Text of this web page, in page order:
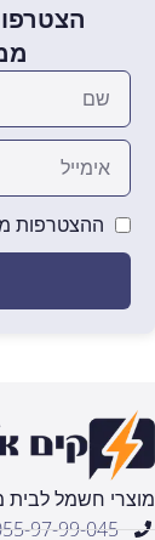
הצטרפו
ההצטרפות
מוצרי חשמל לבית
055-97-99-045 ווצאפ